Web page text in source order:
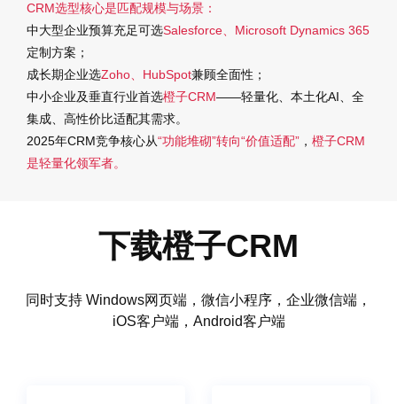
CRM选型核心是匹配规模与场景：
中大型企业预算充足可选Salesforce、Microsoft Dynamics 365
定制方案；
成长期企业选Zoho、HubSpot兼顾全面性；
中小企业及垂直行业首选橙子CRM——轻量化、本土化AI、全
集成、高性价比适配其需求。
2025年CRM竞争核心从“功能堆砌”转向“价值适配” ， 橙子CRM
是轻量化领军者。
下载橙子CRM
同时支持 Windows网页端，微信小程序，企业微信端，
iOS客户端，Android客户端